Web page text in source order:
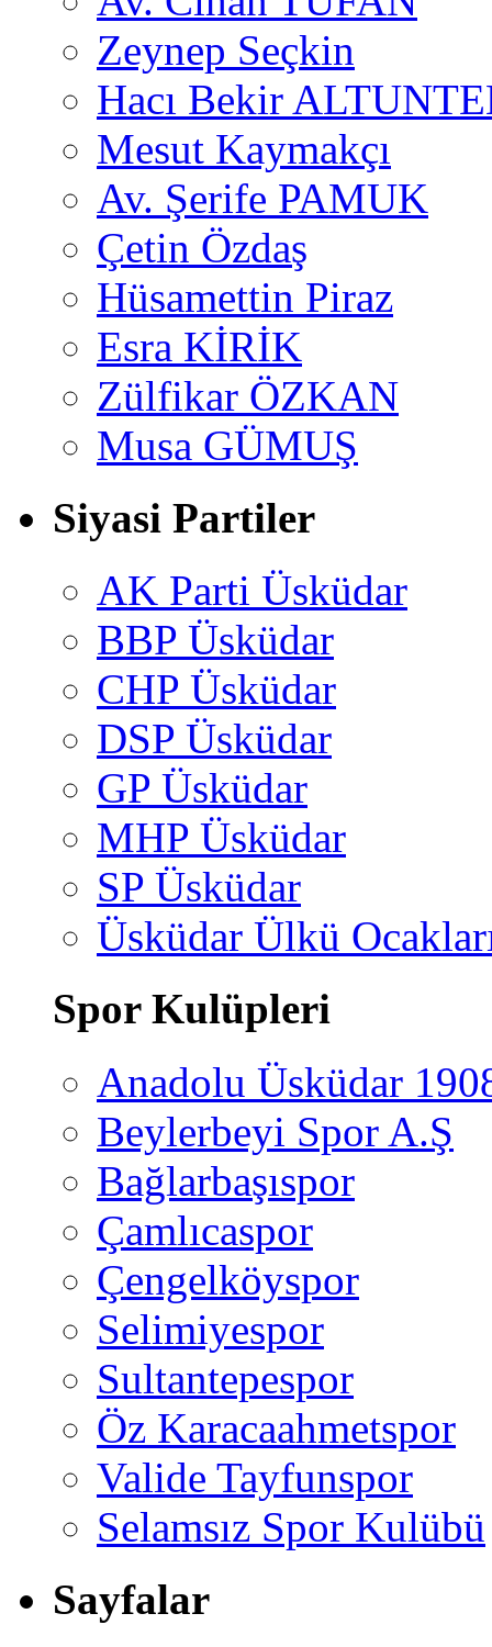
Zeynep Seçkin
Hacı Bekir
Mesut Kaymakçı
Av. Şerife PAMUK
Çetin Özdaş
Hüsamettin Piraz
Esra KİRİK
Zülfikar ÖZKAN
Musa GÜMUŞ
Siyasi Partiler
AK Parti Üsküdar
BBP Üsküdar
CHP Üsküdar
DSP Üsküdar
GP Üsküdar
MHP Üsküdar
SP Üsküdar
Üsküdar Ülkü
Spor Kulüpleri
Anadolu Üsküdar
Beylerbeyi Spor A.Ş
Bağlarbaşıspor
Çamlıcaspor
Çengelköyspor
Selimiyespor
Sultantepespor
Öz Karacaahmetspor
Valide Tayfunspor
Selamsız Spor Kulübü
Sayfalar